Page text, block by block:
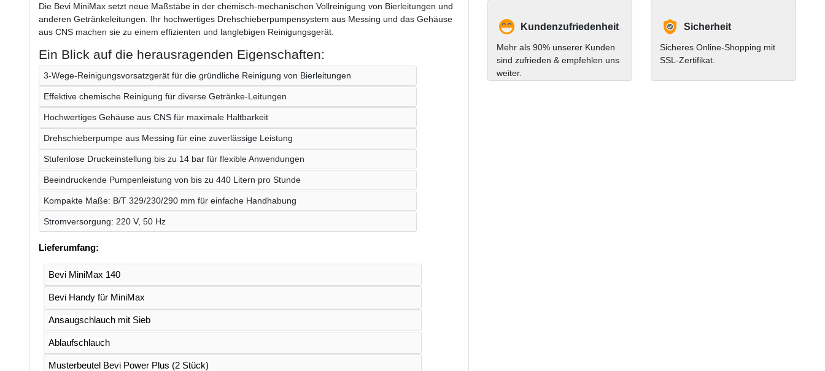
Die Bevi MiniMax setzt neue Maßstäbe in der chemisch-mechanischen Vollreinigung von Bierleitungen und
anderen Getränkeleitungen. Ihr hochwertiges Drehschieberpumpensystem aus Messing und das Gehäuse
aus CNS machen sie zu einem effizienten und langlebigen Reinigungsgerät.
Ein Blick auf die herausragenden Eigenschaften:
3-Wege-Reinigungsvorsatzgerät für die gründliche Reinigung von Bierleitungen
Effektive chemische Reinigung für diverse Getränke-Leitungen
Hochwertiges Gehäuse aus CNS für maximale Haltbarkeit
Drehschieberpumpe aus Messing für eine zuverlässige Leistung
Stufenlose Druckeinstellung bis zu 14 bar für flexible Anwendungen
Beeindruckende Pumpenleistung von bis zu 440 Litern pro Stunde
Kompakte Maße: B/T 329/230/290 mm für einfache Handhabung
Stromversorgung: 220 V, 50 Hz
Lieferumfang:
Bevi MiniMax 140
Bevi Handy für MiniMax
Ansaugschlauch mit Sieb
Ablaufschlauch
Musterbeutel Bevi Power Plus (2 Stück)
Kundenzufriedenheit
Mehr als 90% unserer Kunden
sind zufrieden & empfehlen uns
weiter.
Sicherheit
Sicheres Online-Shopping mit
SSL-Zertifikat.